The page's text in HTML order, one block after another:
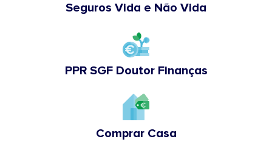
Seguros Vida e Não Vida
PPR SGF Doutor Finanças
Comprar Casa